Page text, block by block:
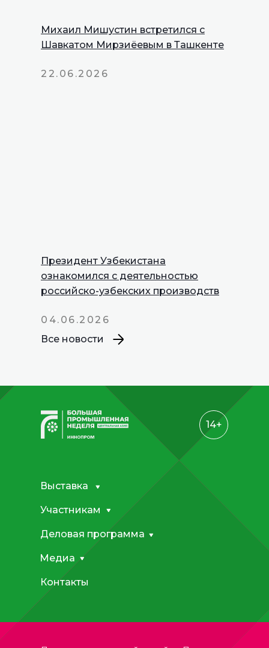
Михаил Мишустин встретился с
Шавкатом Мирзиёевым в Ташкенте
22.06.2026
Президент Узбекистана
ознакомился с деятельностью
российско-узбекских производств
04.06.2026
Все новости
14+
INNOPROM
Talks
Медиа
Участникам
Контакты
Деловая программа
Выставка